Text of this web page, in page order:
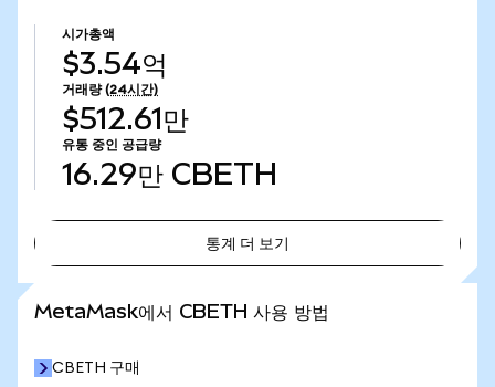
시가총액
$3.54억
거래량 (24시간)
$512.61만
유통 중인 공급량
16.29만 CBETH
통계 더 보기
MetaMask에서 CBETH 사용 방법
CBETH 구매